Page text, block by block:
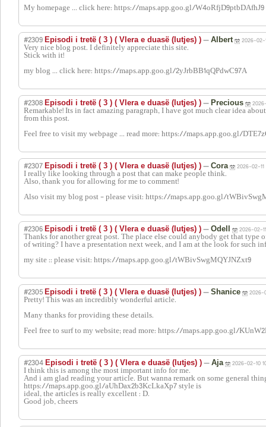
My homepage ... click here: https://maps.app.goo.gl/W4oRfjD9ptbDAfhJ9
#2309 Episodi i tretë ( 3 ) ( Vlera e duasë (lutjes) ) — Albert 2026-02-
Very nice blog post. I definitely appreciate this site.
Stick with it!
my blog ... click here: https://maps.app.goo.gl/2yJrbBB1qQPdwC97A
#2308 Episodi i tretë ( 3 ) ( Vlera e duasë (lutjes) ) — Precious
Remarkable! Its in fact amazing paragraph, I have got much clear idea about
from this post.
Feel free to visit my webpage ... read more: https://maps.app.goo.gl/
#2307 Episodi i tretë ( 3 ) ( Vlera e duasë (lutjes) ) — Cora 2026-02-
I really like looking through a post that can make people think.
Also, thank you for allowing for me to comment!
Also visit my blog post - please visit: https://maps.app.goo.gl/
#2306 Episodi i tretë ( 3 ) ( Vlera e duasë (lutjes) ) — Odell 2026-02-
Thanks for another great post. The place else could anybody get that
of writing? I have a presentation next week, and I am at the look for such
my site :: please visit: https://maps.app.goo.gl/tWBivSwgMQYJNZxt9
#2305 Episodi i tretë ( 3 ) ( Vlera e duasë (lutjes) ) — Shanice 2026-
Pretty! This was an incredibly wonderful article.
Many thanks for providing these details.
Feel free to surf to my website; read more: https://maps.app.goo.gl/
#2304 Episodi i tretë ( 3 ) ( Vlera e duasë (lutjes) ) — Aja 2026-02-10
I think this is among the most important info for me.
And i am glad reading your article. But wanna remark on some general
https://maps.app.goo.gl/aUhDax2b3KcLkaXp7 style is
ideal, the articles is really excellent : D.
Good job, cheers